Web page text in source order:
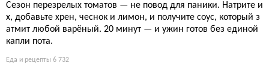
Сезон перезрелых томатов — не повод для паники. Натрите и
х, добавьте хрен, чеснок и лимон, и получите соус, который з
атмит любой варёный. 20 минут — и ужин готов без единой
капли пота.
Еда и рецепты 6 732